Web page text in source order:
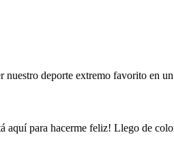
deporte extremo favorito en
aquí para hacerme feliz! Llego de